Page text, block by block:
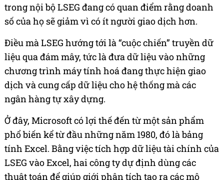
trong nội bộ LSEG đang có quan điểm rằng doanh
số của họ sẽ giảm vì có ít người giao dịch hơn.
Điều mà LSEG hướng tới là “cuộc chiến” truyền dữ
liệu qua đám mây, tức là đưa dữ liệu vào những
chương trình máy tính hoá đang thực hiện giao
dịch và cung cấp dữ liệu cho hệ thống mà các
ngân hàng tự xây dựng.
Ở đây, Microsoft có lợi thế đến từ một sản phẩm
phổ biến kể từ đầu những năm 1980, đó là bảng
tính Excel. Bằng việc tích hợp dữ liệu tài chính của
LSEG vào Excel, hai công ty dự định dùng các
thuật toán để giúp giới phân tích tạo ra các mô